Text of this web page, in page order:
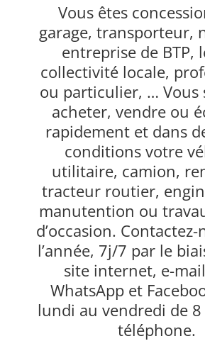
Vous êtes
garage, transporteur,
entreprise de BTP,
collectivité locale,
ou particulier, … Vous
acheter, vendre ou
rapidement et dans
conditions votre
utilitaire, camion,
tracteur routier,
manutention ou
d’occasion.
l’année, 7j/7 par le
site internet, e-
WhatsApp et
lundi au vendredi de
téléphone.